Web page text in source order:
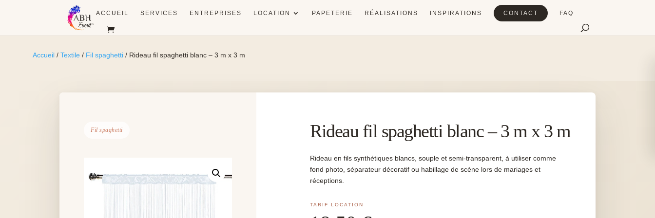
ACCUEIL SERVICES ENTREPRISES LOCATION PAPETERIE RÉALISATIONS INSPIRATIONS CONTACT FAQ
Accueil /Textile / Fil spaghetti / Rideau fil spaghetti blanc – 3 m x 3 m
Fil spaghetti Rideau fil spaghetti blanc – 3 m x 3 m
Rideau en fils synthétiques blancs, souple et semi-transparent, à utiliser comme
fond photo, séparateur décoratif ou habillage de scène lors de mariages et
réceptions.